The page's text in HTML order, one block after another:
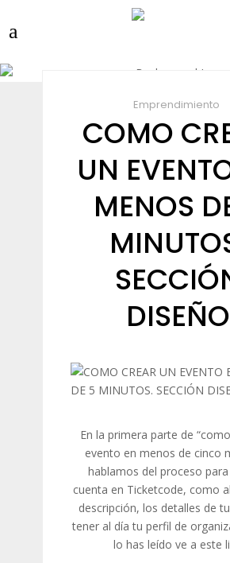
Emprendimiento
COMO
UN
MENOS
DISEÑO
En la primera parte de
evento en menos de cinco
hablamos del proceso
cuenta en Ticketcode, como
descripción, los detalles de
tener al día tu perfil de
lo has leído ve a este